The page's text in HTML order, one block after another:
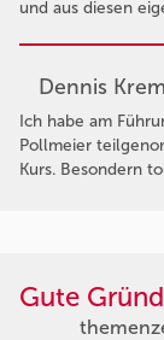
und aus diesen
Dennis
Ich habe am
Pollmeier
Kurs. Besondern
Gute